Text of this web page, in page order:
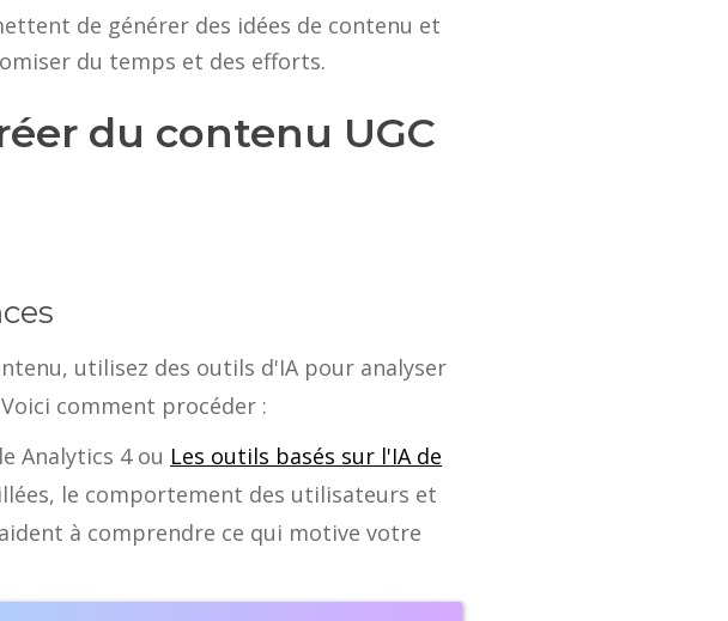
de générer des idées de contenu et
du temps et des efforts.
du contenu UGC
utilisez des outils d'IA pour analyser
comment procéder :
Analytics 4 ou Les outils basés sur l'IA de
le comportement des utilisateurs et
à comprendre ce qui motive votre